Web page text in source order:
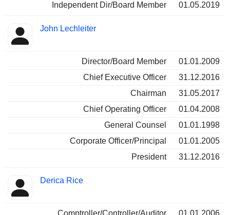
Independent Dir/Board Member
01.05.2019
John Lechleiter
Director/Board Member
01.01.2009
Chief Executive Officer
31.12.2016
Chairman
31.05.2017
Chief Operating Officer
01.04.2008
General Counsel
01.01.1998
Corporate Officer/Principal
01.01.2005
President
31.12.2016
Derica Rice